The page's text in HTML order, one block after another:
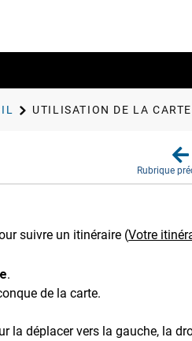
UTILISATION DE LA CARTE
Rubrique
suivre un itinéraire (Votre
.
de la carte.
la déplacer vers la gauche, la